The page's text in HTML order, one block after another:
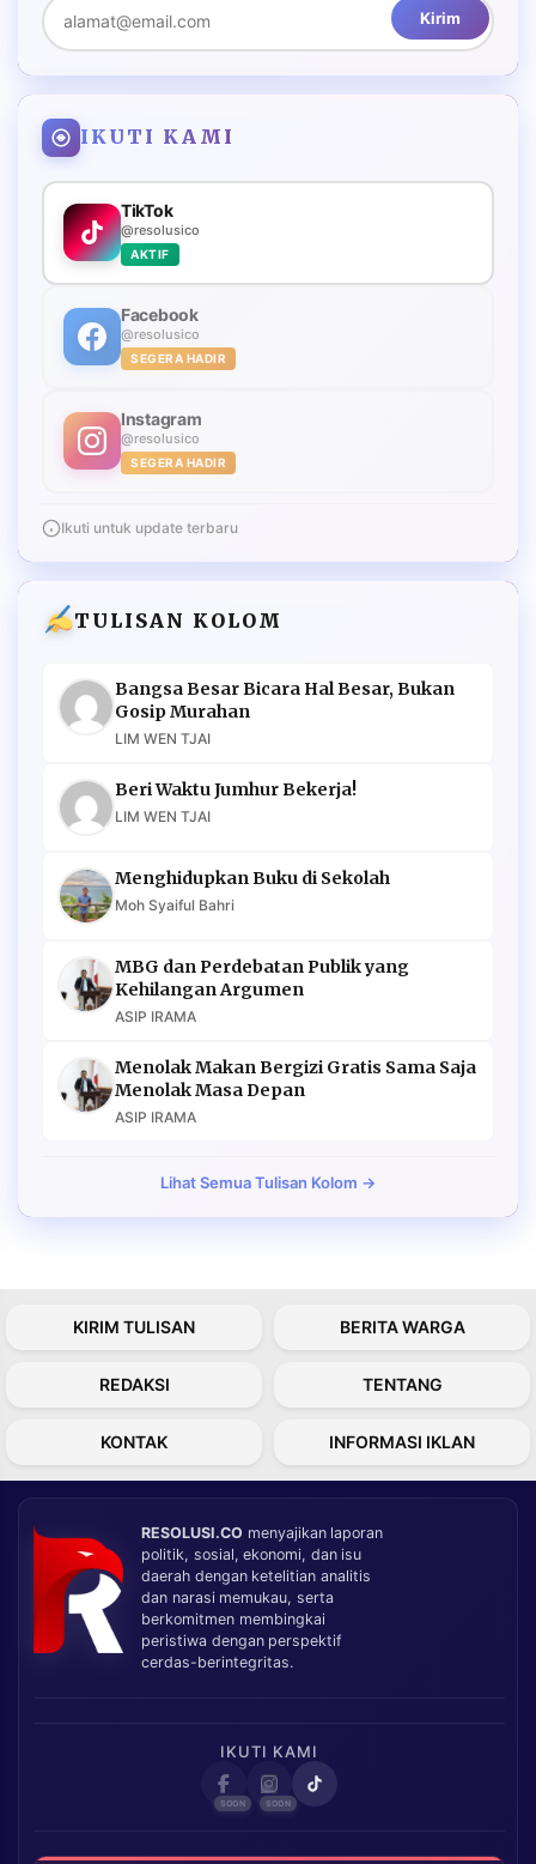
Kirim
IKUTI KAMI
TikTok
@resolusico
AKTIF
Facebook
@resolusico
SEGERA HADIR
Instagram
@resolusico
SEGERA HADIR
Ikuti untuk update terbaru
TULISAN KOLOM
Bangsa Besar Bicara Hal Besar, Bukan
Gosip Murahan
LIM WEN TJAI
Beri Waktu Jumhur Bekerja!
LIM WEN TJAI
Menghidupkan Buku di Sekolah
Moh Syaiful Bahri
MBG dan Perdebatan Publik yang
Kehilangan Argumen
ASIP IRAMA
Menolak Makan Bergizi Gratis Sama Saja
Menolak Masa Depan
ASIP IRAMA
Lihat Semua Tulisan Kolom →
KIRIM TULISAN BERITA WARGA
REDAKSI TENTANG
KONTAK INFORMASI IKLAN
RESOLUSI.CO menyajikan laporan
politik, sosial, ekonomi, dan isu
daerah dengan ketelitian analitis
dan narasi memukau, serta
berkomitmen membingkai
peristiwa dengan perspektif
cerdas-berintegritas.
IKUTI KAMI